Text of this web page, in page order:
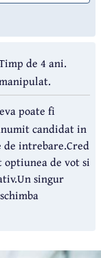
de 4 ani.
poate fi
candidat in
de intrebare.Cred
de vot si
singur